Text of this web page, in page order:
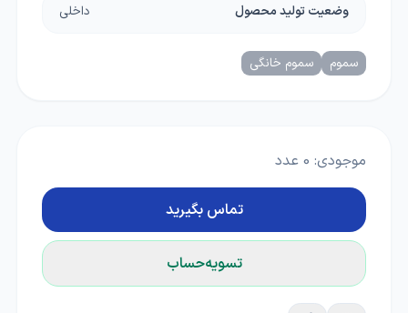
وضعیت تولید محصول داخلی
سموم سموم خانگی
موجودی: 0 عدد
تماس بگیرید
تسویه‌حساب